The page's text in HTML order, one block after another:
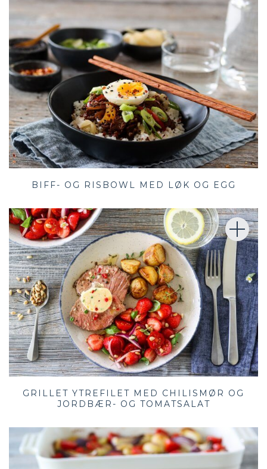
BIFF- OG RISBOWL MED LØK OG EGG
GRILLET YTREFILET MED CHILISMØR OG
JORDBÆR- OG TOMATSALAT